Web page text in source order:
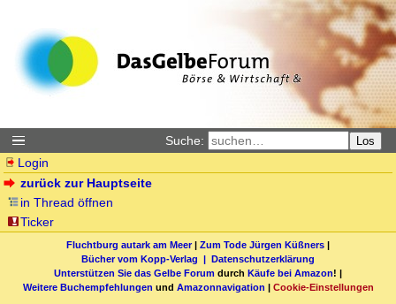
Suche: Los
Login
zurück zur Hauptseite
in Thread öffnen
Ticker
Fluchtburg autark am Meer| Zum Tode Jürgen Küßners |
Bücher vom Kopp-Verlag | Datenschutzerklärung
Unterstützen Sie das Gelbe Forum durch Käufe bei Amazon! |
Weitere Buchempfehlungen und Amazonnavigation | Cookie-Einstellungen